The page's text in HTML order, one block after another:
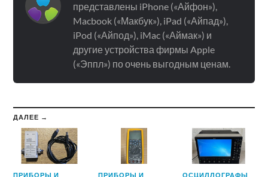
представлены iPhone («Айфон»),
Macbook («Макбук»), iPad («Айпад»),
iPod («Айпод»), iMac («Аймак») и
другие устройства фирмы Apple
(«Эппл») по очень выгодным ценам.
ДАЛЕЕ →
ПРИБОРЫ И
ПРИБОРЫ И
ОСЦИЛЛОГРАФЫ